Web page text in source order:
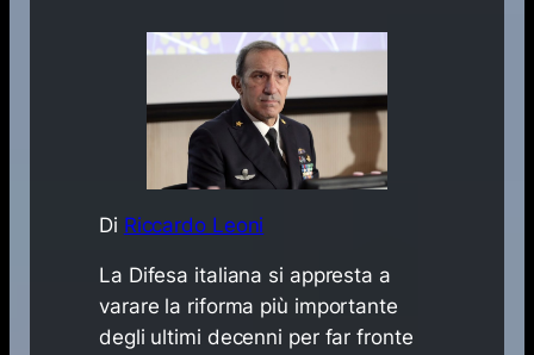
Di Riccardo Leoni
La Difesa italiana si appresta a
varare la riforma più importante
degli ultimi decenni per far fronte